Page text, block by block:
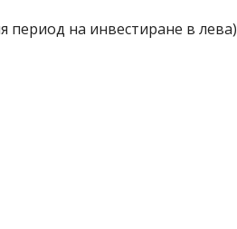
период на инвестиране в лева)